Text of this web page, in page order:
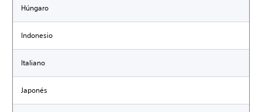
Húngaro
Indonesio
Italiano
Japonés